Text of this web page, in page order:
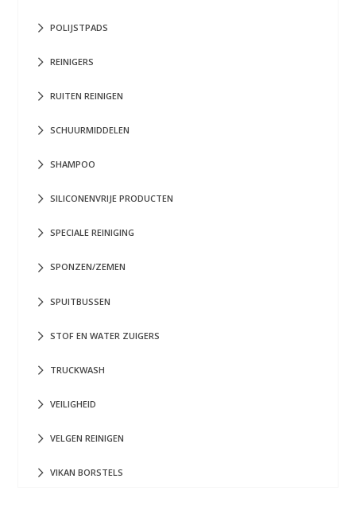
POLIJSTPADS
REINIGERS
RUITEN REINIGEN
SCHUURMIDDELEN
SHAMPOO
SILICONENVRIJE PRODUCTEN
SPECIALE REINIGING
SPONZEN/ZEMEN
SPUITBUSSEN
STOF EN WATER ZUIGERS
TRUCKWASH
VEILIGHEID
VELGEN REINIGEN
VIKAN BORSTELS